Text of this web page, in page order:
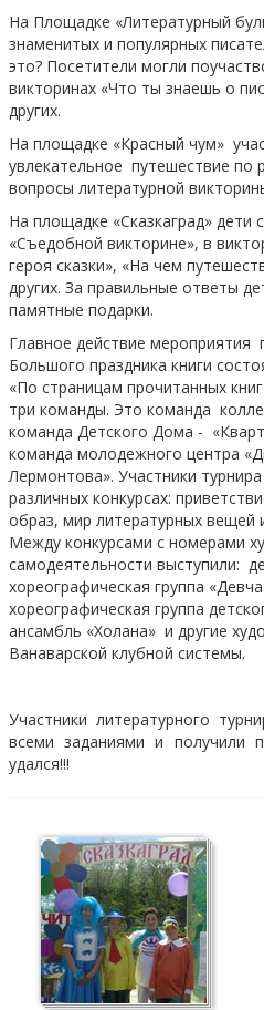
На Площадке «Литературный
знаменитых и популярных
это? Посетители могли
викторинах «Что ты знаешь о
других.
На площадке «Красный чум»
увлекательное путешествие
вопросы литературной
На площадке «Сказкаград» дети
«Съедобной викторине», в
героя сказки», «На чем
других. За правильные ответы
памятные подарки.
Главное действие мероприятия
Большого праздника книги
«По страницам прочитанных
три команды. Это команда
команда Детского Дома -
команда молодежного центра
Лермонтова». Участники
различных конкурсах:
образ, мир литературных вещей
Между конкурсами с номерами
самодеятельности выступили:
хореографическая группа
хореографическая группа
ансамбль «Холана» и другие
Ванаварской клубной системы.
Участники литературного
всеми заданиями и получили
удался!!!